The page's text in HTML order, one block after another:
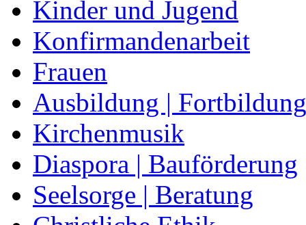
Kinder und Jugend
Konfirmandenarbeit
Frauen
Ausbildung | Fortbildung
Kirchenmusik
Diaspora | Bauförderung
Seelsorge | Beratung